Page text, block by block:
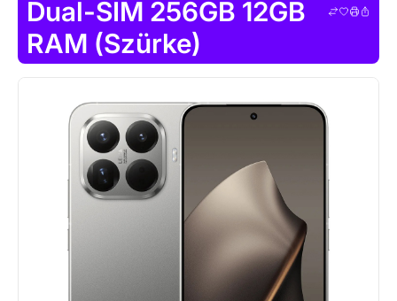
Dual-SIM 256GB 12GB
RAM (Szürke)